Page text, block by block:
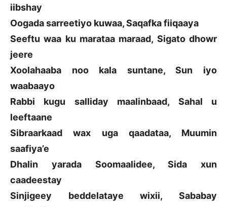
iibshay
Oogada sarreetiyo kuwaa, Saqafka fiiqaaya
Seeftu waa ku marataa maraad, Sigato dhowr
jeere
Xoolahaaba noo kala suntane, Sun iyo
waabaayo
Rabbi kugu salliday maalinbaad, Sahal u
leeftaane
Sibraarkaad wax uga qaadataa, Muumin
saafiya’e
Dhalin yarada Soomaalidee, Sida xun
caadeestay
Sinjigeey beddelataye wixii, Sababay